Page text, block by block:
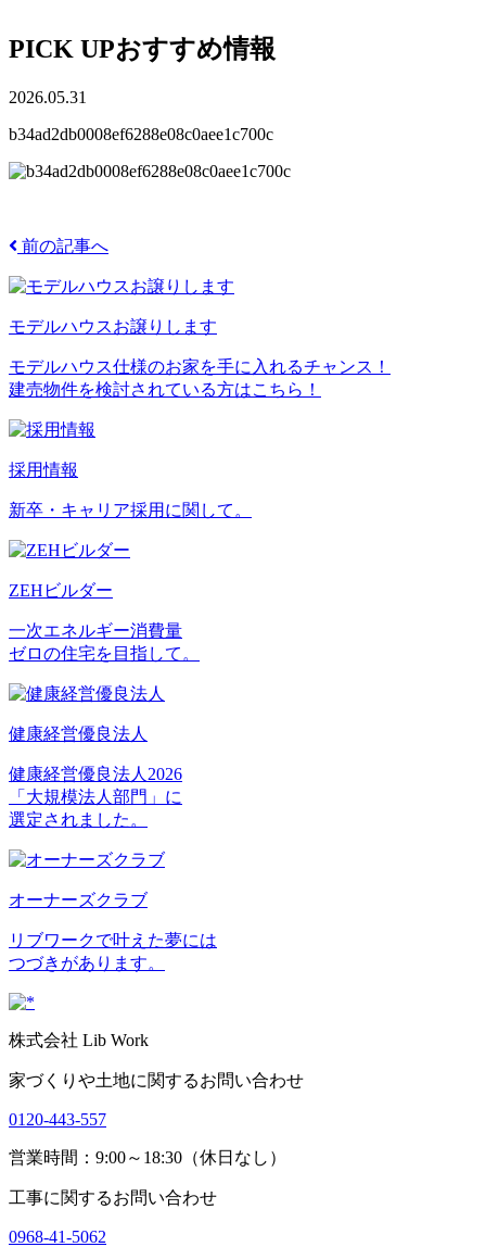
PICK UPおすすめ情報
2026.05.31
b34ad2db0008ef6288e08c0aee1c700c
前の記事へ
モデルハウスお譲りします
モデルハウス仕様のお家を手に入れるチャンス！
建売物件を検討されている方はこちら！
採用情報
新卒・キャリア採用に関して。
ZEHビルダー
一次エネルギー消費量
ゼロの住宅を目指して。
健康経営優良法人
健康経営優良法人2026
「大規模法人部門」に
選定されました。
オーナーズクラブ
リブワークで叶えた夢には
つづきがあります。
株式会社 Lib Work
家づくりや土地に関するお問い合わせ
0120-443-557
営業時間：9:00～18:30（休日なし）
工事に関するお問い合わせ
0968-41-5062